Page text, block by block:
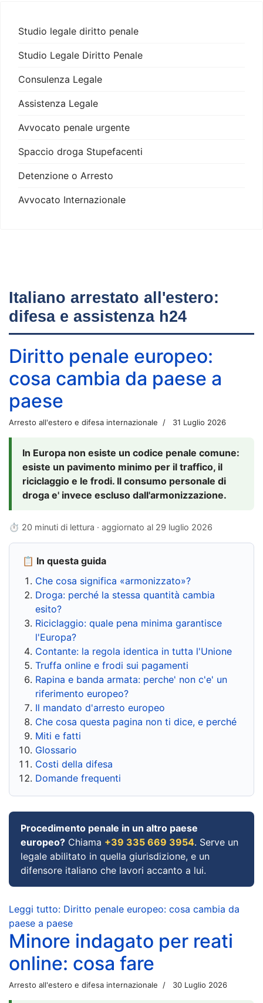
Studio legale diritto penale
Studio Legale Diritto Penale
Consulenza Legale
Assistenza Legale
Avvocato penale urgente
Spaccio droga Stupefacenti
Detenzione o Arresto
Avvocato Internazionale
Italiano arrestato all'estero:
difesa e assistenza h24
Diritto penale europeo:
cosa cambia da paese a
paese
Arresto all'estero e difesa internazionale 31 Luglio 2026
In Europa non esiste un codice penale comune:
esiste un pavimento minimo per il traffico, il
riciclaggio e le frodi. Il consumo personale di
droga e' invece escluso dall'armonizzazione.
⏱ 20 minuti di lettura · aggiornato al 29 luglio 2026
📋 In questa guida
Che cosa significa «armonizzato»?
Droga: perché la stessa quantità cambia
esito?
Riciclaggio: quale pena minima garantisce
l'Europa?
Contante: la regola identica in tutta l'Unione
Truffa online e frodi sui pagamenti
Rapina e banda armata: perche' non c'e' un
riferimento europeo?
Il mandato d'arresto europeo
Che cosa questa pagina non ti dice, e perché
Miti e fatti
Glossario
Costi della difesa
Domande frequenti
Procedimento penale in un altro paese
europeo? Chiama +39 335 669 3954. Serve un
legale abilitato in quella giurisdizione, e un
difensore italiano che lavori accanto a lui.
Leggi tutto: Diritto penale europeo: cosa cambia da
paese a paese
Minore indagato per reati
online: cosa fare
Arresto all'estero e difesa internazionale 30 Luglio 2026